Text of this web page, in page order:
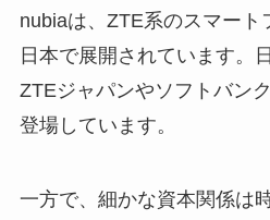
nubiaは、ZTE系のスマート
日本で展開されています。
ZTEジャパンやソフトバン
登場しています。
一方で、細かな資本関係は